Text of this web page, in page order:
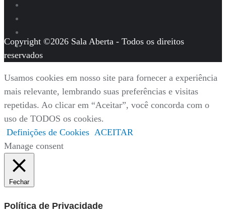
Copyright ©2026 Sala Aberta - Todos os direitos
reservados
Usamos cookies em nosso site para fornecer a experiência
mais relevante, lembrando suas preferências e visitas
repetidas. Ao clicar em “Aceitar”, você concorda com o
uso de TODOS os cookies.
Definições de Cookies ACEITAR
Manage consent
Fechar
Política de Privacidade